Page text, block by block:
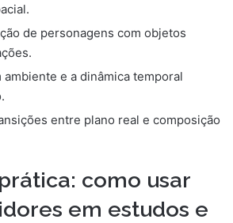
de personagens com objetos
ambiente e a dinâmica temporal
entre plano real e composição
como usar
em estudos e